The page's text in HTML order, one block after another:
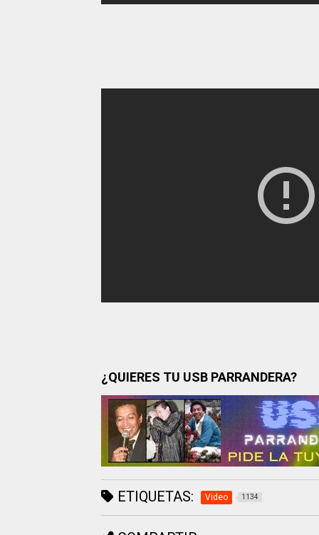
¿QUIERES TU USB PARRANDERA?
ETIQUETAS: Video 1134